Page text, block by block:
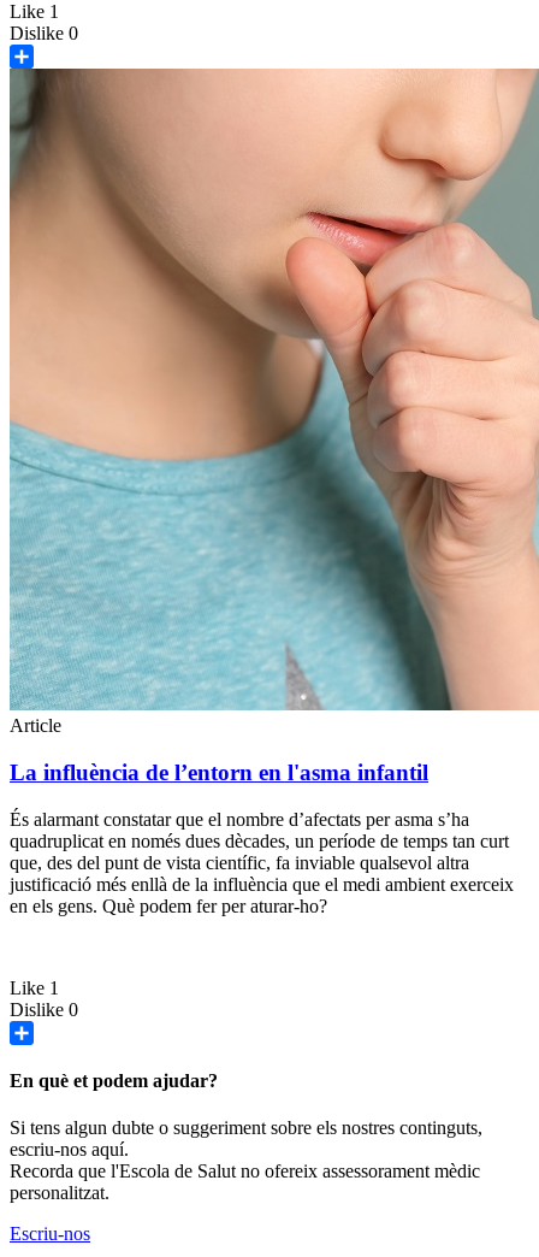
Like 1
Dislike 0
Article
La influència de l’entorn en l'asma infantil
És alarmant constatar que el nombre d’afectats per asma s’ha
quadruplicat en només dues dècades, un període de temps tan curt
que, des del punt de vista científic, fa inviable qualsevol altra
justificació més enllà de la influència que el medi ambient exerceix
en els gens. Què podem fer per aturar-ho?
Like 1
Dislike 0
En què et podem ajudar?
Si tens algun dubte o suggeriment sobre els nostres continguts,
escriu-nos aquí.
Recorda que l'Escola de Salut no ofereix assessorament mèdic
personalitzat.
Escriu-nos